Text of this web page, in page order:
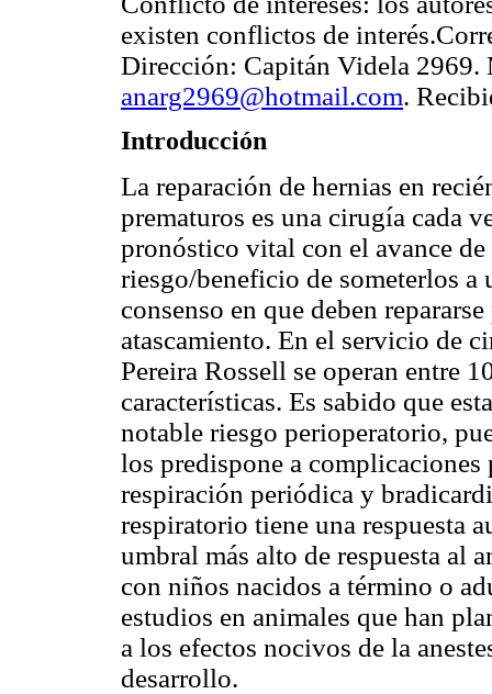
existen conflictos de
Dirección: Capitán Videla
anarg2969@hotmail.com.
Introducción
La reparación de hernias en
prematuros es una cirugía cada
pronóstico vital con el avance
riesgo/beneficio de someterlos
consenso en que deben
atascamiento. En el servicio de
Pereira Rossell se operan entre
características. Es sabido que
notable riesgo perioperatorio,
los predispone a complicaciones
respiración periódica y
respiratorio tiene una respuesta
umbral más alto de respuesta al
con niños nacidos a término o
estudios en animales que han
a los efectos nocivos de la
desarrollo.